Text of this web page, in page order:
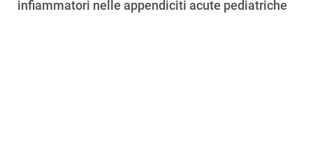
infiammatori nelle appendiciti acute pediatriche